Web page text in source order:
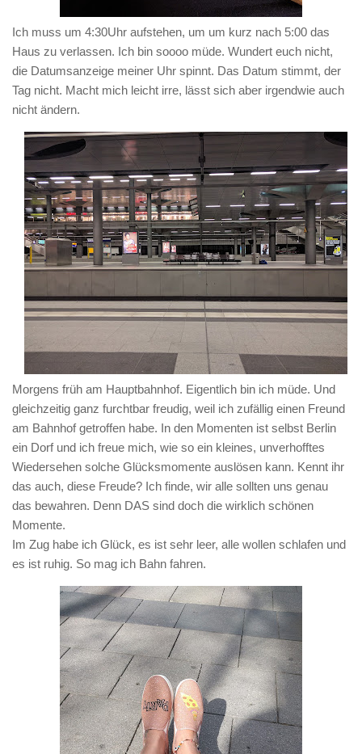
Ich muss um 4:30Uhr aufstehen, um um kurz nach 5:00 das
Haus zu verlassen. Ich bin soooo müde. Wundert euch nicht,
die Datumsanzeige meiner Uhr spinnt. Das Datum stimmt, der
Tag nicht. Macht mich leicht irre, lässt sich aber irgendwie auch
nicht ändern.
Morgens früh am Hauptbahnhof. Eigentlich bin ich müde. Und
gleichzeitig ganz furchtbar freudig, weil ich zufällig einen Freund
am Bahnhof getroffen habe. In den Momenten ist selbst Berlin
ein Dorf und ich freue mich, wie so ein kleines, unverhofftes
Wiedersehen solche Glücksmomente auslösen kann. Kennt ihr
das auch, diese Freude? Ich finde, wir alle sollten uns genau
das bewahren. Denn DAS sind doch die wirklich schönen
Momente.
Im Zug habe ich Glück, es ist sehr leer, alle wollen schlafen und
es ist ruhig. So mag ich Bahn fahren.